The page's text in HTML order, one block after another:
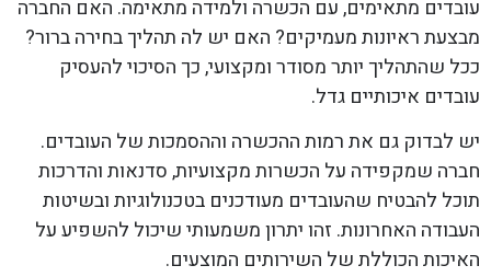
עובדים מתאימים, עם הכשרה ולמידה מתאימה. האם החברה
מבצעת ראיונות מעמיקים? האם יש לה תהליך בחירה ברור?
ככל שהתהליך יותר מסודר ומקצועי, כך הסיכוי להעסיק
עובדים איכותיים גדל.
יש לבדוק גם את רמות ההכשרה וההסמכות של העובדים.
חברה שמקפידה על הכשרות מקצועיות, סדנאות והדרכות
תוכל להבטיח שהעובדים מעודכנים בטכנולוגיות ובשיטות
העבודה האחרונות. זהו יתרון משמעותי שיכול להשפיע על
האיכות הכוללת של השירותים המוצעים.